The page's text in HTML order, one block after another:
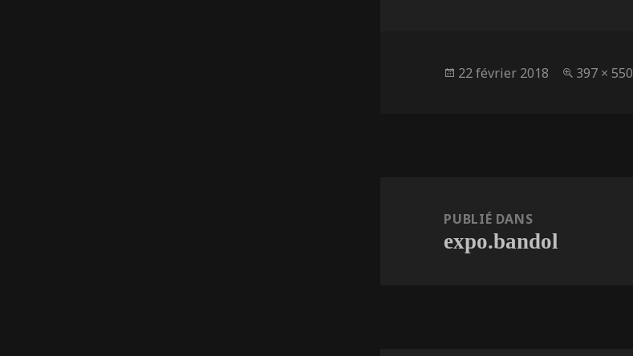
Publié
22 février 2018
Taille
397 × 550
PUBLIÉ DANS
expo.bandol